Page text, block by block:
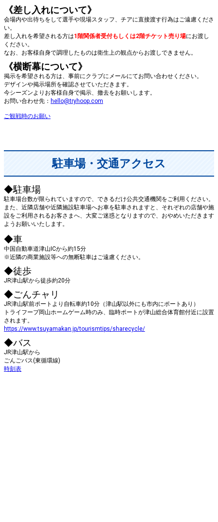
《差し入れについて》
会場内や出待ちをして選手や現場スタッフ、チアに直接渡す行為はご遠慮くださ
い。
差し入れを希望される方は1階関係者受付もしくは2階チケット売り場にお渡し
ください。
なお、お客様自身で調理したものは衛生上の観点からお渡しできません。
《横断幕について》
掲示を希望される方は、事前にクラブにメールにてお問い合わせください。
デザインや掲示場所を確認させていただきます。
今シーズンよりお客様自身で掲示、撤去をお願いします。
お問い合わせ先： hello@tryhoop.com
ご観戦時のお願い
駐車場・交通アクセス
◆駐車場
駐車場台数が限られていますので、できるだけ公共交通機関をご利用ください。
また、近隣店舗や近隣施設駐車場へお車を駐車されますと、それぞれの店舗や施
設をご利用されるお客さまへ、大変ご迷惑となりますので、おやめいただきます
ようお願いいたします。
◆車
中国自動車道津山ICから約15分
※近隣の商業施設等への無断駐車はご遠慮ください。
◆徒歩
JR津山駅から徒歩約20分
◆ごんチャリ
JR津山駅前ポートより自転車約10分（津山駅以外にも市内にポートあり）
トライフープ岡山ホームゲーム時のみ、臨時ポートが津山総合体育館付近に設置
されます。
https://www.tsuyamakan.jp/tourismtips/sharecycle/
◆バス
JR津山駅から
ごんごバス(東循環線)
時刻表